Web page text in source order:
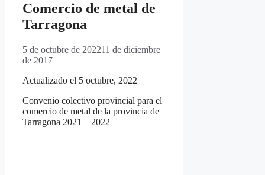
Comercio de metal de
Tarragona
5 de octubre de 202211 de diciembre
de 2017
Actualizado el 5 octubre, 2022
Convenio colectivo provincial para el
comercio de metal de la provincia de
Tarragona 2021 – 2022